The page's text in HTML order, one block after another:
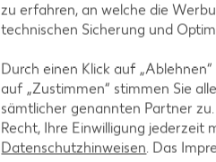
Fisch-Rezepte
Lamm-Rezepte
Grill-Rezepte
zu erfahren, an welche die
technischen Sicherung und
Durch einen Klick auf
auf „Zustimmen“ stimmen Sie
sämtlicher genannten Partner
Recht, Ihre Einwilligung
Datenschutzhinweisen. Das